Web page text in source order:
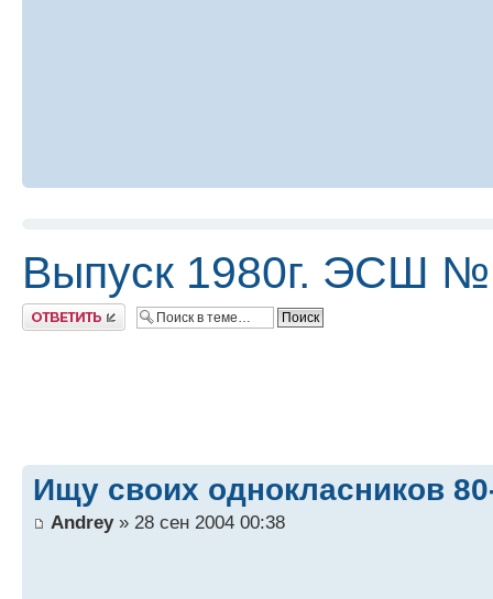
Выпуск 1980г. ЭСШ
Ответить
Ищу своих однокласников
Andrey» 28 сен 2004 00:38